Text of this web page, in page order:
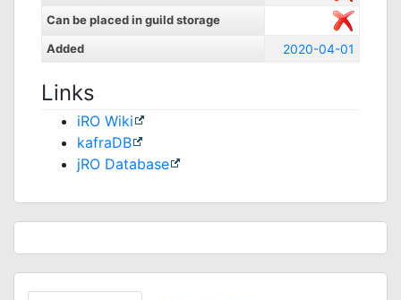
Can be placed in guild storage
Added
2020-04-01
Links
iRO Wiki
kafraDB
jRO Database